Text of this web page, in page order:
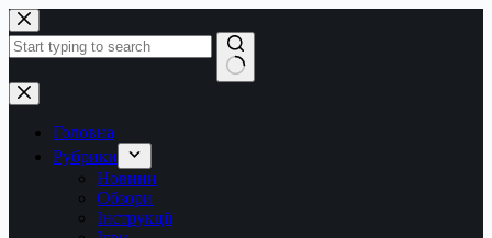
Перейти
до
вмісту
Немає
результатів
Головна
Рубрики
Новини
Обзори
Інструкції